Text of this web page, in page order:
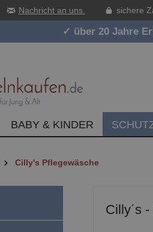
Nachricht an uns. sichere
✓ über 20 Jahre
BABY & KINDER
Cilly's Pflegewäsche
Cilly´s